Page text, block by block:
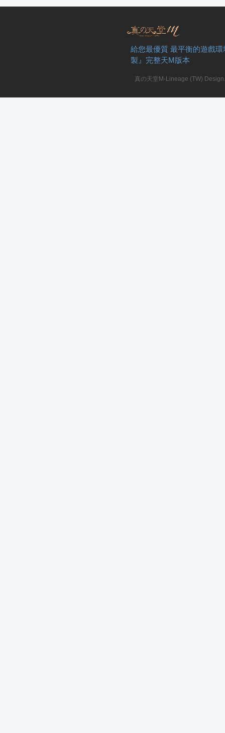
給您最優質 最平衡的遊戲
製』完整天M版本
真の天堂M-Lineage (TW)